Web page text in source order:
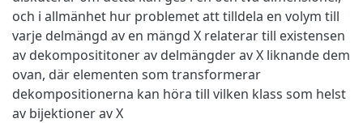
och i allmänhet hur problemet att tilldela en volym till
varje delmängd av en mängd X relaterar till existensen
av dekomposititoner av delmängder av X liknande dem
ovan, där elementen som transformerar
dekompositionerna kan höra till vilken klass som helst
av bijektioner av X